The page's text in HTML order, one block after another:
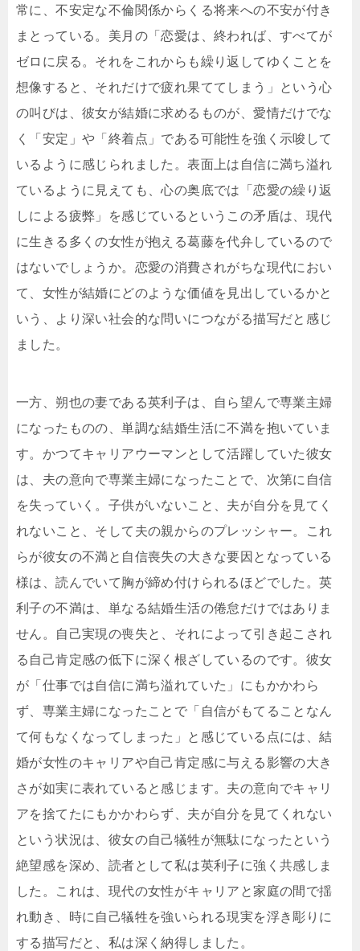
常に、不安定な不倫関係からくる将来への不安が付き
まとっている。美月の「恋愛は、終われば、すべてが
ゼロに戻る。それをこれからも繰り返してゆくことを
想像すると、それだけで疲れ果ててしまう」という心
の叫びは、彼女が結婚に求めるものが、愛情だけでな
く「安定」や「終着点」である可能性を強く示唆して
いるように感じられました。表面上は自信に満ち溢れ
ているように見えても、心の奥底では「恋愛の繰り返
しによる疲弊」を感じているというこの矛盾は、現代
に生きる多くの女性が抱える葛藤を代弁しているので
はないでしょうか。恋愛の消費されがちな現代におい
て、女性が結婚にどのような価値を見出しているかと
いう、より深い社会的な問いにつながる描写だと感じ
ました。
一方、朔也の妻である英利子は、自ら望んで専業主婦
になったものの、単調な結婚生活に不満を抱いていま
す。かつてキャリアウーマンとして活躍していた彼女
は、夫の意向で専業主婦になったことで、次第に自信
を失っていく。子供がいないこと、夫が自分を見てく
れないこと、そして夫の親からのプレッシャー。これ
らが彼女の不満と自信喪失の大きな要因となっている
様は、読んでいて胸が締め付けられるほどでした。英
利子の不満は、単なる結婚生活の倦怠だけではありま
せん。自己実現の喪失と、それによって引き起こされ
る自己肯定感の低下に深く根ざしているのです。彼女
が「仕事では自信に満ち溢れていた」にもかかわら
ず、専業主婦になったことで「自信がもてることなん
て何もなくなってしまった」と感じている点には、結
婚が女性のキャリアや自己肯定感に与える影響の大き
さが如実に表れていると感じます。夫の意向でキャリ
アを捨てたにもかかわらず、夫が自分を見てくれない
という状況は、彼女の自己犠牲が無駄になったという
絶望感を深め、読者として私は英利子に強く共感しま
した。これは、現代の女性がキャリアと家庭の間で揺
れ動き、時に自己犠牲を強いられる現実を浮き彫りに
する描写だと、私は深く納得しました。